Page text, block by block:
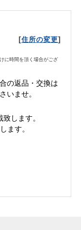
[住所の変更]
に時間を頂く場合がござ
の返品・交換は
いませ。
致します。
ます。